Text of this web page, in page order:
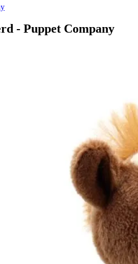
- Puppet Company